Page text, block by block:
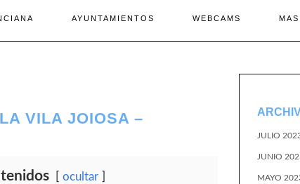
AYUNTAMIENTOS WEBCAMS
VILA JOIOSA –
ocultar
JULIO
JUNIO
MAYO